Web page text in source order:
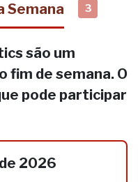
Semana 3
são um
fim de semana. O
pode participar
2026